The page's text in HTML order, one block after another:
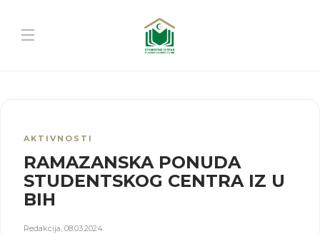
AKTIVNOSTI
RAMAZANSKA PONUDA
STUDENTSKOG CENTRA IZ U
BIH
Redakcija, 08.03.2024.